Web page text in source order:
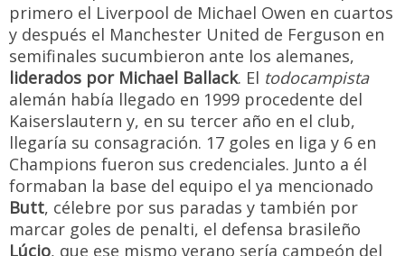
primero el Liverpool de Michael Owen en cuartos
y después el Manchester United de Ferguson en
semifinales sucumbieron ante los alemanes,
liderados por Michael Ballack. El todocampista
alemán había llegado en 1999 procedente del
Kaiserslautern y, en su tercer año en el club,
llegaría su consagración. 17 goles en liga y 6 en
Champions fueron sus credenciales. Junto a él
formaban la base del equipo el ya mencionado
Butt, célebre por sus paradas y también por
marcar goles de penalti, el defensa brasileño
Lúcio, que ese mismo verano sería campeón del